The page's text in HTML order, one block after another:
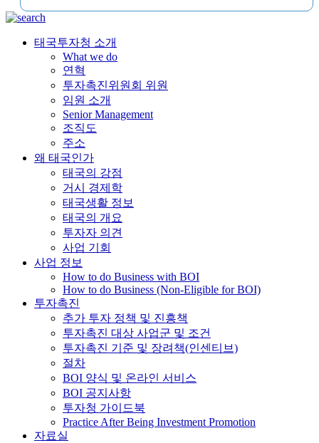
태국투자청 소개
What we do
연혁
투자촉진위원회 위원
임원 소개
Senior Management
조직도
주소
왜 태국인가
태국의 강점
거시 경제학
태국생활 정보
태국의 개요
투자자 의견
사업 기회
사업 정보
How to do Business with BOI
How to do Business (Non-Eligible for BOI)
투자촉진
추가 투자 정책 및 진흥책
투자촉진 대상 사업군 및 조건
투자촉진 기준 및 장려책(인센티브)
절차
BOI 양식 및 온라인 서비스
BOI 공지사항
투자청 가이드북
Practice After Being Investment Promotion
자료실